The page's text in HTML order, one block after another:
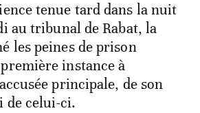
tenue tard dans la nuit
au tribunal de Rabat, la
les peines de prison
instance à
principale, de son
de celui-ci.